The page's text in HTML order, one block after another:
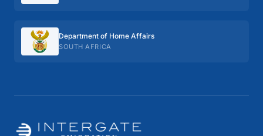
Department of Home Affairs
SOUTH AFRICA